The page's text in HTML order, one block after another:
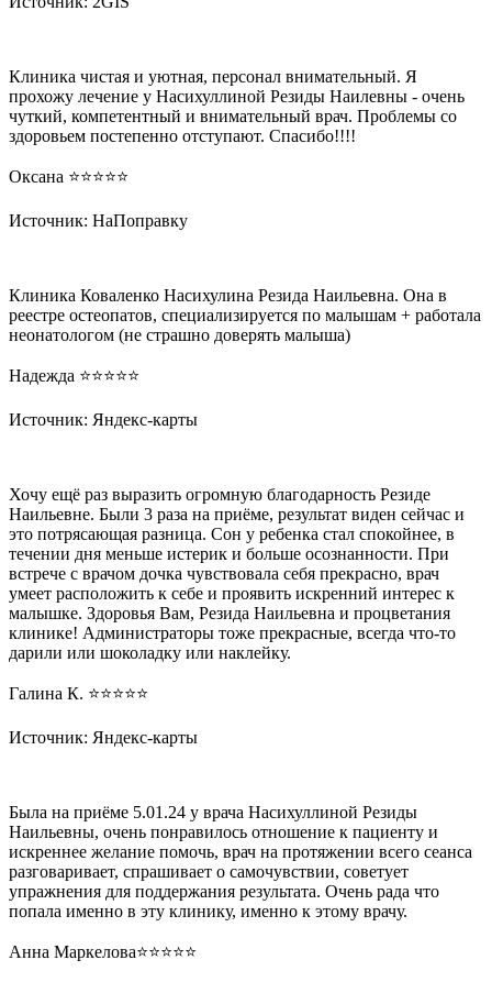
Клиника чистая и уютная, персонал внимательный. Я
прохожу лечение у Насихуллиной Резиды Наилевны - очень
чуткий, компетентный и внимательный врач. Проблемы со
здоровьем постепенно отступают. Спасибо!!!!
Оксана ⭐️⭐️⭐️⭐️⭐️
Источник: НаПоправку
Клиника Коваленко Насихулина Резида Наильевна. Она в
реестре остеопатов, специализируется по малышам + работала
неонатологом (не страшно доверять малыша)
Надежда ⭐️⭐️⭐️⭐️⭐️
Источник: Яндекс-карты
Хочу ещё раз выразить огромную благодарность Резиде
Наильевне. Были 3 раза на приёме, результат виден сейчас и
это потрясающая разница. Сон у ребенка стал спокойнее, в
течении дня меньше истерик и больше осознанности. При
встрече с врачом дочка чувствовала себя прекрасно, врач
умеет расположить к себе и проявить искренний интерес к
малышке. Здоровья Вам, Резида Наильевна и процветания
клинике! Администраторы тоже прекрасные, всегда что-то
дарили или шоколадку или наклейку.
Галина К. ⭐️⭐️⭐️⭐️⭐️
Источник: Яндекс-карты
Была на приёме 5.01.24 у врача Насихуллиной Резиды
Наильевны, очень понравилось отношение к пациенту и
искреннее желание помочь, врач на протяжении всего сеанса
разговаривает, спрашивает о самочувствии, советует
упражнения для поддержания результата. Очень рада что
попала именно в эту клинику, именно к этому врачу.
Анна Маркелова⭐️⭐️⭐️⭐️⭐️